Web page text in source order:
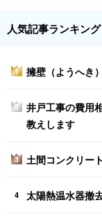
人気記事ランキング
1 擁壁（ようへき
2
井戸工事の費用
教えします
3 土間コンクリー
4 太陽熱温水器撤